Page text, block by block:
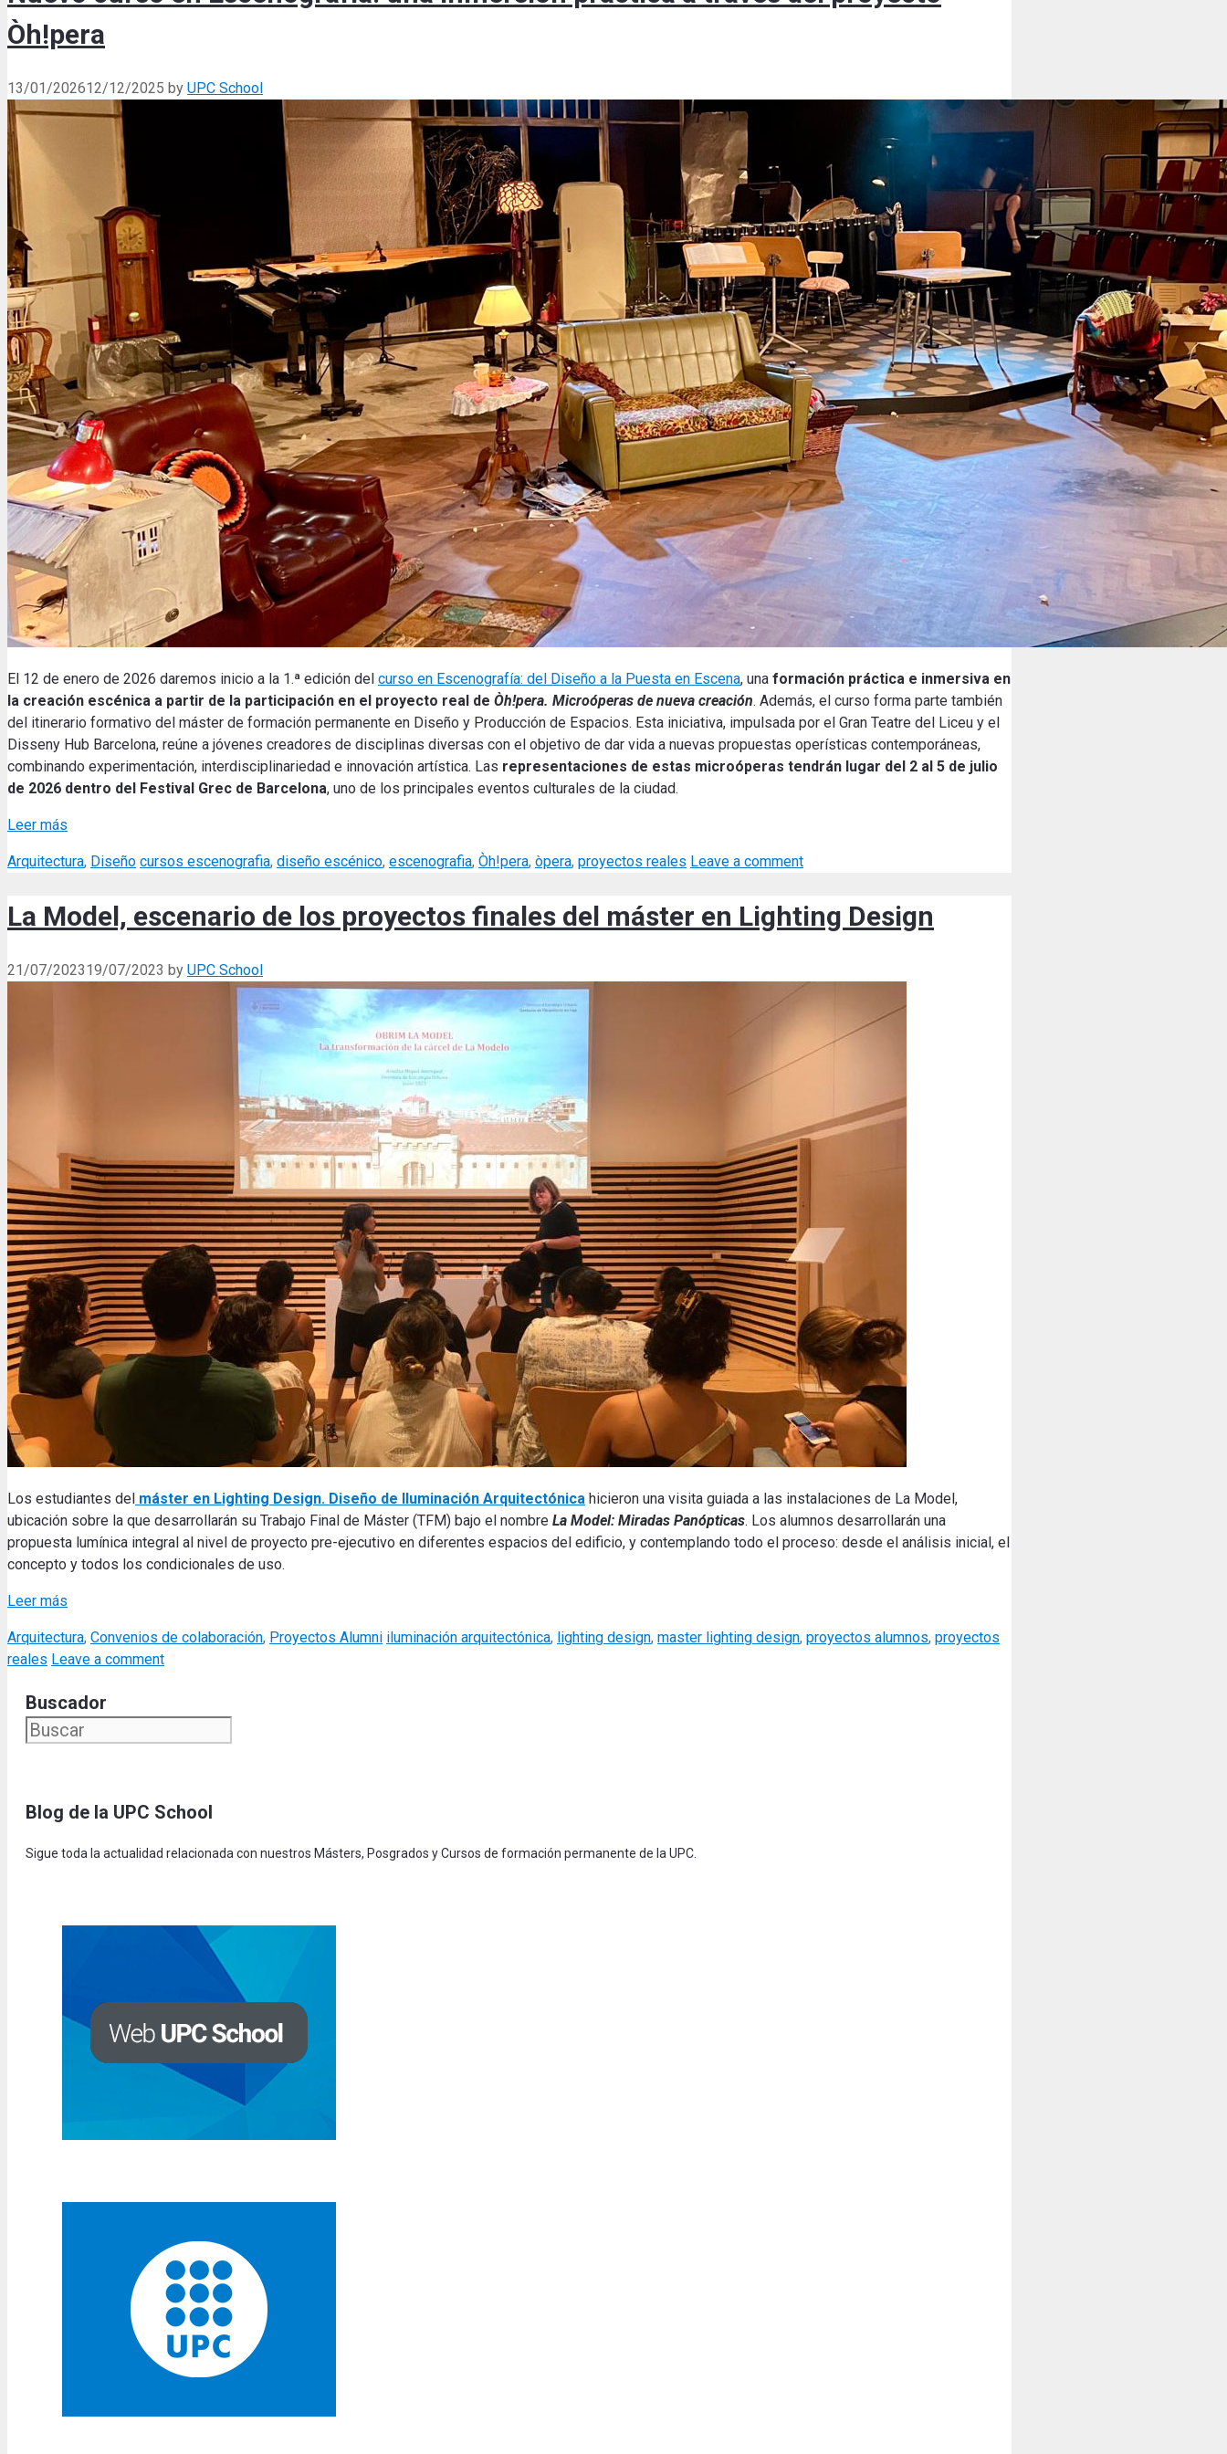
Òh!pera
13/01/202612/12/2025 by UPC School
El 12 de enero de 2026 daremos inicio a la 1.ª edición del curso en Escenografía: del Diseño a la Puesta en Escena, una formación práctica e inmersiva en
la creación escénica a partir de la participación en el proyecto real de Òh!pera. Microóperas de nueva creación. Además, el curso forma parte también
del itinerario formativo del máster de formación permanente en Diseño y Producción de Espacios. Esta iniciativa, impulsada por el Gran Teatre del Liceu y el
Disseny Hub Barcelona, reúne a jóvenes creadores de disciplinas diversas con el objetivo de dar vida a nuevas propuestas operísticas contemporáneas,
combinando experimentación, interdisciplinariedad e innovación artística. Las representaciones de estas microóperas tendrán lugar del 2 al 5 de julio
de 2026 dentro del Festival Grec de Barcelona, uno de los principales eventos culturales de la ciudad.
Leer más
Categories
Arquitectura, Diseño Tags
cursos escenografia, diseño escénico, escenografia, Òh!pera, òpera, proyectos reales Leave a comment
La Model, escenario de los proyectos finales del máster en Lighting Design
21/07/202319/07/2023 by UPC School
Los estudiantes del máster en Lighting Design. Diseño de Iluminación Arquitectónica hicieron una visita guiada a las instalaciones de La Model,
ubicación sobre la que desarrollarán su Trabajo Final de Máster (TFM) bajo el nombre La Model: Miradas Panópticas. Los alumnos desarrollarán una
propuesta lumínica integral al nivel de proyecto pre-ejecutivo en diferentes espacios del edificio, y contemplando todo el proceso: desde el análisis inicial, el
concepto y todos los condicionales de uso.
Leer más
Categories
Arquitectura, Convenios de colaboración, Proyectos Alumni Tags
iluminación arquitectónica, lighting design, master lighting design, proyectos alumnos, proyectos
reales Leave a comment
Buscador
Blog de la UPC School
Sigue toda la actualidad relacionada con nuestros Másters, Posgrados y Cursos de formación permanente de la UPC.